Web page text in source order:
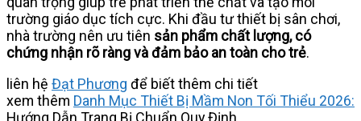
trường giáo dục tích cực. Khi đầu tư thiết bị sân chơi,
nhà trường nên ưu tiên sản phẩm chất lượng, có
chứng nhận rõ ràng và đảm bảo an toàn cho trẻ.
liên hệ Đạt Phương để biết thêm chi tiết
xem thêm Danh Mục Thiết Bị Mầm Non Tối Thiểu 2026:
Hướng Dẫn Trang Bị Chuẩn Quy Định